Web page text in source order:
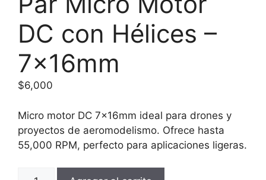
DC con Hélices –
7x16mm
$6,000
Micro motor DC 7x16mm ideal para drones y
proyectos de aeromodelismo. Ofrece hasta
55,000 RPM, perfecto para aplicaciones ligeras.